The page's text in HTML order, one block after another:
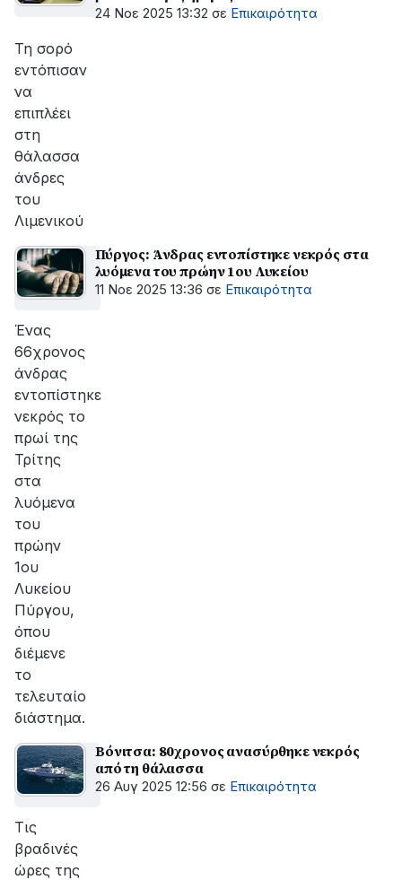
24 Νοε 2025 13:32 σε Επικαιρότητα
Τη σορό
εντόπισαν
να
επιπλέει
στη
θάλασσα
άνδρες
του
Λιμενικού
Πύργος: Άνδρας εντοπίστηκε νεκρός στα
λυόμενα του πρώην 1ου Λυκείου
11 Νοε 2025 13:36 σε Επικαιρότητα
Ένας
66χρονος
άνδρας
εντοπίστηκε
νεκρός το
πρωί της
Τρίτης
στα
λυόμενα
του
πρώην
1ου
Λυκείου
Πύργου,
όπου
διέμενε
το
τελευταίο
διάστημα.
Βόνιτσα: 80χρονος ανασύρθηκε νεκρός
από τη θάλασσα
26 Αυγ 2025 12:56 σε Επικαιρότητα
Τις
βραδινές
ώρες της